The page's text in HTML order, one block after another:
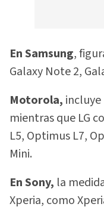
En Samsung,
Galaxy Note 2,
Motorola, incluye
mientras que LG
L5, Optimus L7,
Mini.
En Sony, la
Xperia, como